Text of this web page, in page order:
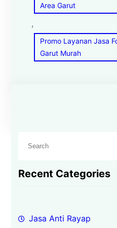
Area Garut
,
Promo Layanan Jasa
Garut Murah
Recent Categories
Jasa Anti Rayap